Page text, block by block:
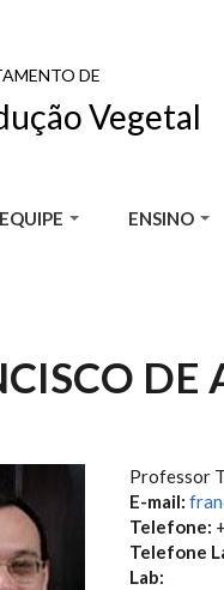
DE
Vegetal
EQUIPE ENSINO
DE
Professor
E-mail:
Telefone:
Telefone
Lab: